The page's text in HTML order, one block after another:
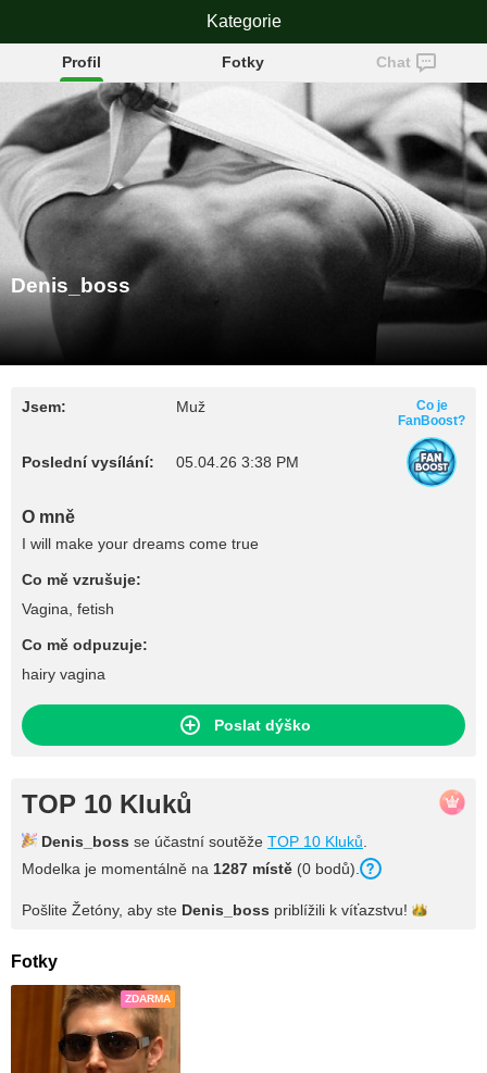
Denis_boss
Profil Fotky Chat
Denis_boss
Jsem: Muž
Poslední vysílání: 05.04.26 3:38 PM
Co je
FanBoost?
O mně
I will make your dreams come true
Co mě vzrušuje:
Vagina, fetish
Co mě odpuzuje:
hairy vagina
Poslat dýško
TOP 10 Kluků
Denis_boss se účastní soutěže TOP 10 Kluků
Modelka je momentálně na 1287 místě (0 bodů).
Pošlite Žetóny, aby ste Denis_boss priblížili k víťazstvu!
Fotky
ZDARMA
Kategorie